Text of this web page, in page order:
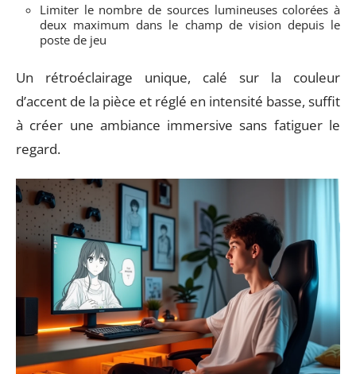
Limiter le nombre de sources lumineuses colorées à
deux maximum dans le champ de vision depuis le
poste de jeu
Un rétroéclairage unique, calé sur la couleur
d’accent de la pièce et réglé en intensité basse, suffit
à créer une ambiance immersive sans fatiguer le
regard.